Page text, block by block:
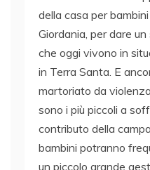
della casa per
Giordania, per dare
che oggi vivono in
in Terra Santa. E
martoriato da
sono i più piccoli a
contributo della
bambini potranno
un piccolo grande